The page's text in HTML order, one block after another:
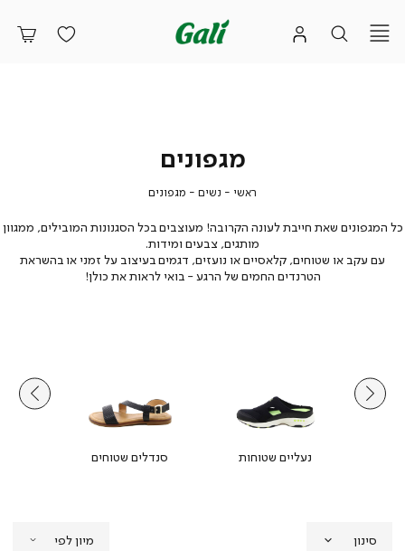
מגפונים
ראשי ראשינשים נשיםמגפוניםמגפונים
כל המגפונים שאת חייבת לעונה הקרובה! מעוצבים בכל הסגנונות המובילים, ממגוון
מותגים, צבעים ומידות.
עם עקב או שטוחים, קלאסיים או נועזים, דגמים בעיצוב על זמני או בהשראת
הטרנדים החמים של הרגע - בואי לראות את כולן!
נעליים שטוחות סנדלים שטוחים
סינון